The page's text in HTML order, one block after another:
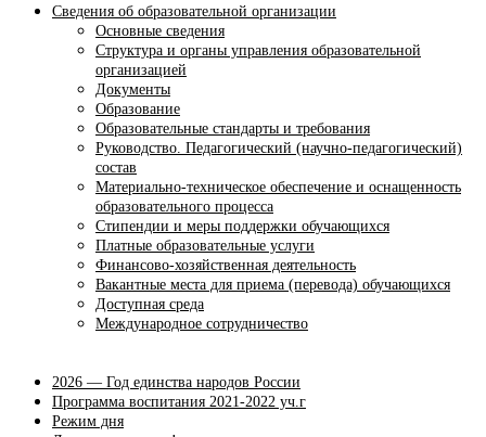
Сведения об образовательной организации
Основные сведения
Структура и органы управления образовательной
организацией
Документы
Образование
Образовательные стандарты и требования
Руководство. Педагогический (научно-педагогический)
состав
Материально-техническое обеспечение и оснащенность
образовательного процесса
Стипендии и меры поддержки обучающихся
Платные образовательные услуги
Финансово-хозяйственная деятельность
Вакантные места для приема (перевода) обучающихся
Доступная среда
Международное сотрудничество
2026 — Год единства народов России
Программа воспитания 2021-2022 уч.г
Режим дня